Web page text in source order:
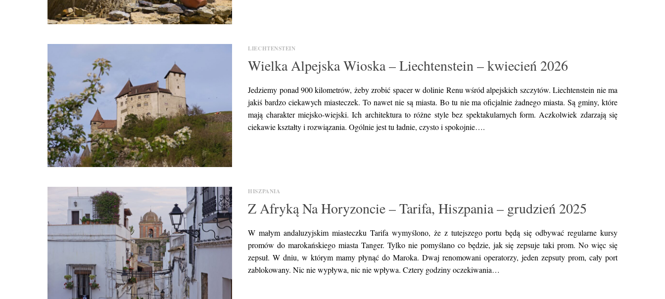
LIECHTENSTEIN
Wielka Alpejska Wioska – Liechtenstein – kwiecień 2026
Jedziemy ponad 900 kilometrów, żeby zrobić spacer w dolinie Renu wśród alpejskich szczytów. Liechtenstein nie ma
jakiś bardzo ciekawych miasteczek. To nawet nie są miasta. Bo tu nie ma oficjalnie żadnego miasta. Są gminy, które
mają charakter miejsko-wiejski. Ich architektura to różne style bez spektakularnych form. Aczkolwiek zdarzają się
ciekawie kształty i rozwiązania. Ogólnie jest tu ładnie, czysto i spokojnie….
HISZPANIA
Z Afryką Na Horyzoncie – Tarifa, Hiszpania – grudzień 2025
W małym andaluzyjskim miasteczku Tarifa wymyślono, że z tutejszego portu będą się odbywać regularne kursy
promów do marokańskiego miasta Tanger. Tylko nie pomyślano co będzie, jak się zepsuje taki prom. No więc się
zepsuł. W dniu, w którym mamy płynąć do Maroka. Dwaj renomowani operatorzy, jeden zepsuty prom, cały port
zablokowany. Nic nie wypływa, nic nie wpływa. Cztery godziny oczekiwania…